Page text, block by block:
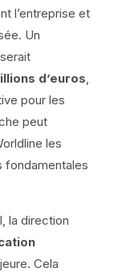
l’entreprise et
Un
d’euros,
pour les
peut
les
fondamentales
la direction
Cela